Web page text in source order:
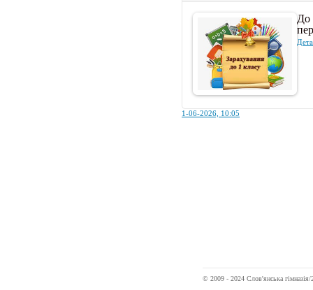
До
1-06-2026, 10:05
© 2009 - 2024 Слов'янська